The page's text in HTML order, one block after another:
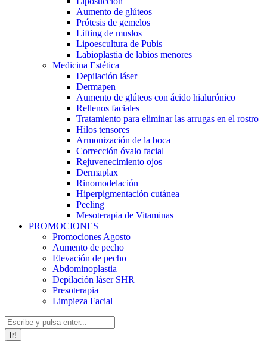
Aumento de glúteos
Prótesis de gemelos
Lifting de muslos
Lipoescultura de Pubis
Labioplastia de labios menores
Medicina Estética
Depilación láser
Dermapen
Aumento de glúteos con ácido hialurónico
Rellenos faciales
Tratamiento para eliminar las arrugas en el rostro
Hilos tensores
Armonización de la boca
Corrección óvalo facial
Rejuvenecimiento ojos
Dermaplax
Rinomodelación
Hiperpigmentación cutánea
Peeling
Mesoterapia de Vitaminas
PROMOCIONES
Promociones Agosto
Aumento de pecho
Elevación de pecho
Abdominoplastia
Depilación láser SHR
Presoterapia
Limpieza Facial
Buscar: